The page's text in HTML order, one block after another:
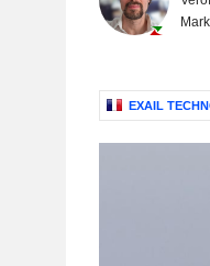
EXAIL